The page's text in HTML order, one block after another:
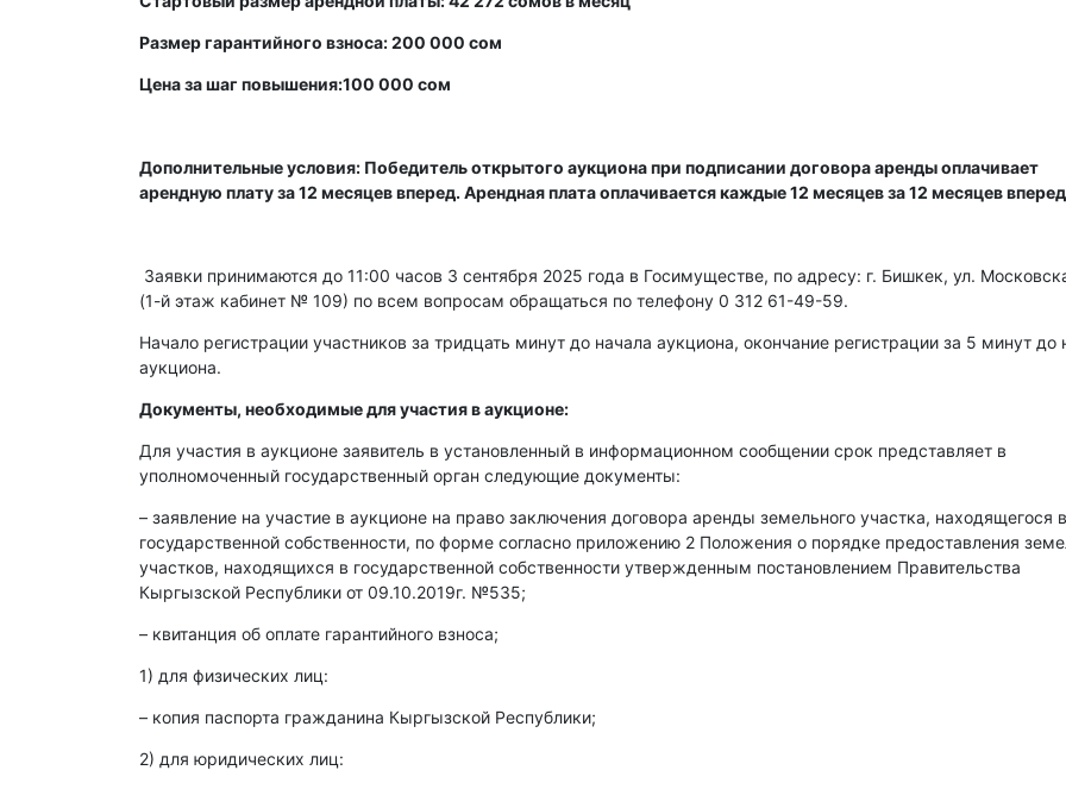
Размер гарантийного взноса: 200 000 сом
Цена за шаг повышения:100 000 сом
Дополнительные условия: Победитель открытого аукциона при подписании договора аренды оплачивает
арендную плату за 12 месяцев вперед. Арендная плата оплачивается каждые 12 месяцев за 12 месяцев
Заявки принимаются до 11:00 часов 3 сентября 2025 года в Госимуществе, по адресу: г. Бишкек, ул.
(1-й этаж кабинет № 109) по всем вопросам обращаться по телефону 0 312 61-49-59.
Начало регистрации участников за тридцать минут до начала аукциона, окончание регистрации за 5 минут до
аукциона.
Документы, необходимые для участия в аукционе:
Для участия в аукционе заявитель в установленный в информационном сообщении срок представляет в
уполномоченный государственный орган следующие документы:
– заявление на участие в аукционе на право заключения договора аренды земельного участка, находящегося в
государственной собственности, по форме согласно приложению 2 Положения о порядке предоставления
участков, находящихся в государственной собственности утвержденным постановлением Правительства
Кыргызской Республики от 09.10.2019г. №535;
– квитанция об оплате гарантийного взноса;
1) для физических лиц:
– копия паспорта гражданина Кыргызской Республики;
2) для юридических лиц: